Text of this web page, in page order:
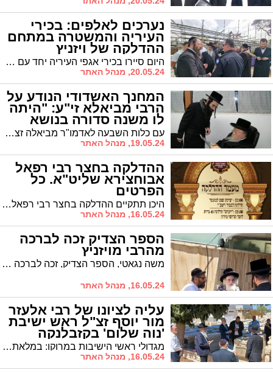
נערכים לאלפים: בכירי
העיריה והמשטרה במתחם
ההדלקה של ויזניץ
היום סיירו בכירי אגפי העיריה יחד עם מפקדי המשטרה והמינהלת במתחם שבו תתקיים ההדלקה ההמונית בראשות האדמו"ר מויזניץ שליט"א. הצפי לאלפים שיגיעו מהעיר ומחוץ לה
20.05.24, מנהל האתר
המחנך האשדודי הנודע על
הרבי מביאלא זי"ע: "היתה
לו משנה סדורה בנושא
החינוך" עם כלות השבעה לאדמו"ר מביאלה זצ"ל: המחנך הדגול הרב דוד רוזנברג יו"ר מכון "עולמות" מספר על ביקורו של הרבי באשדוד בשנת תשס"ה
19.05.24, מנהל האתר
ההדלקה בחצר רבי רפאל
אבוחצירא שליט"א. כל
הפרטים
היכן תתקיים ההדלקה בחצר רבי רפאל אבוחצירא? כל הפרטים על המעמד שיכלול גם מעמד זכרון להרוגי מירון
16.05.24, מנהל האתר
הספר הצדיק זכה לברכה
מהרבי מויזניץ
משה נגאטי, הספר הצדיק, זכה לברכה מהאדמו"ר מויזניץ שליט"א אותו פגש ביציאתו מהמקווה, בבית הכנסת במרינה. "התרגשתי עד דמעות"
16.05.24, מנהל האתר
עליה לציונו של רבי אלעזר
מור יוסף זצ"ל ראש ישיבת
'נוה שלום' בקזבלנקה
מגדולי ראשי הישיבות במרוקו: במלאת טו"ב שנים ערכו תפילה ולימוד משניות לזכרו של הגאון הגדול חכם רבי אלעזר מור יוסף זצ"ל ראש ישיבת "נוה שלום" קזבלנקה-מרוקו
16.05.24, מנהל האתר